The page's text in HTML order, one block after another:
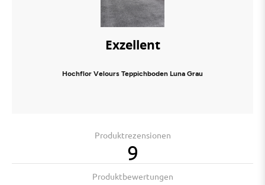
Exzellent
Hochflor Velours Teppichboden Luna Grau
Produktrezensionen
9
Produktbewertungen